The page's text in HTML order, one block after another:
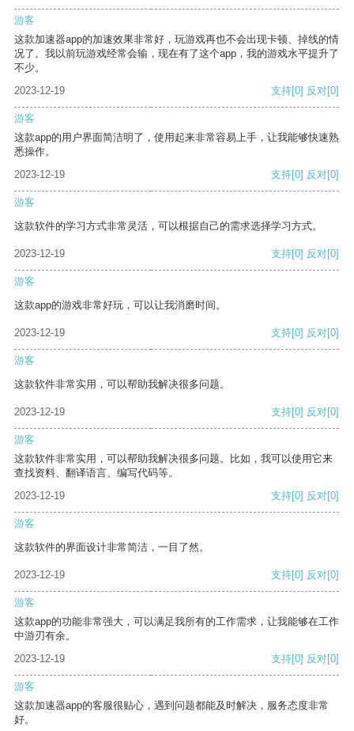
游客
这款加速器app的加速效果非常好，玩游戏再也不会出现卡顿、掉线的情
况了。我以前玩游戏经常会输，现在有了这个app，我的游戏水平提升了
不少。
2023-12-19
支持[0] 反对[0]
游客
这款app的用户界面简洁明了，使用起来非常容易上手，让我能够快速熟
悉操作。
2023-12-19
支持[0] 反对[0]
游客
这款软件的学习方式非常灵活，可以根据自己的需求选择学习方式。
2023-12-19 支持[0] 反对[0]
游客
这款app的游戏非常好玩，可以让我消磨时间。
2023-12-19 支持[0] 反对[0]
游客
这款软件非常实用，可以帮助我解决很多问题。
2023-12-19 支持[0] 反对[0]
游客
这款软件非常实用，可以帮助我解决很多问题。比如，我可以使用它来
查找资料、翻译语言、编写代码等。
2023-12-19
支持[0] 反对[0]
游客
这款软件的界面设计非常简洁，一目了然。
2023-12-19 支持[0] 反对[0]
游客
这款app的功能非常强大，可以满足我所有的工作需求，让我能够在工作
中游刃有余。
2023-12-19
支持[0] 反对[0]
游客
这款加速器app的客服很贴心，遇到问题都能及时解决，服务态度非常
好。